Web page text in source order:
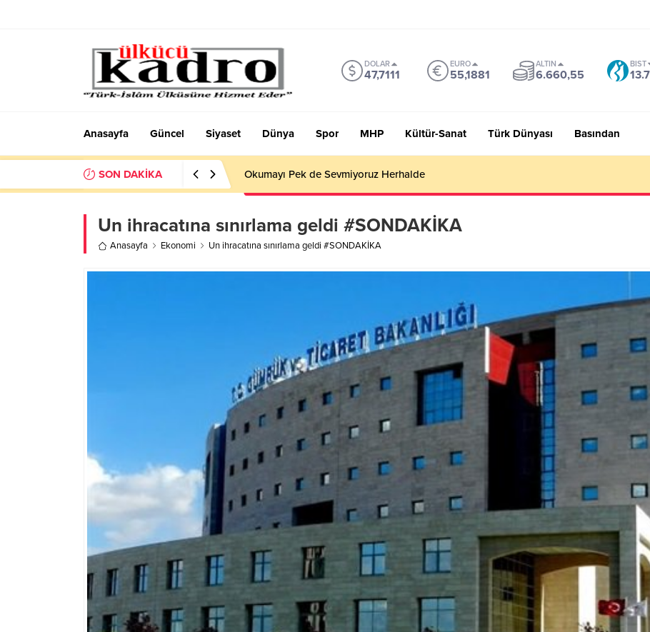
DOLAR
47,7111
EURO
55,1881
ALTIN
6.660,55
BIST
Anasayfa Güncel Siyaset Dünya Spor MHP Kültür-Sanat Türk Dünyası Basından
SON DAKİKA Okumayı Pek de Sevmiyoruz Herhalde
Un ihracatına sınırlama geldi #SONDAKİKA
Anasayfa Ekonomi Un ihracatına sınırlama geldi #SONDAKİKA